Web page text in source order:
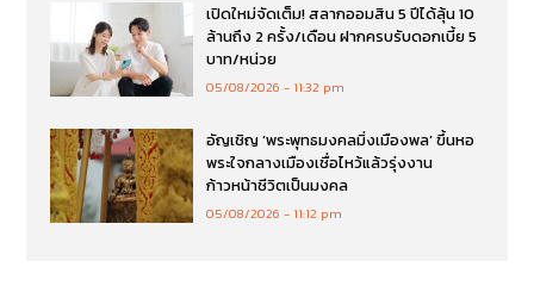
เปิดใหม่จัดเต็ม! สลากออมสิน 5 ปีได้ลุ้น 10
ล้านถึง 2 ครั้ง/เดือน ฝากครบรับดอกเบี้ย 5
บาท/หน่วย
05/08/2026 11:32 pm
อัญเชิญ ‘พระพุทธมงคลมิ่งเมืองพล’ ขึ้นหอ
พระใจกลางเมืองเชื่อไหว้แล้วรุ่งงาน
ก้าวหน้าชีวิตเป็นมงคล
05/08/2026 11:12 pm